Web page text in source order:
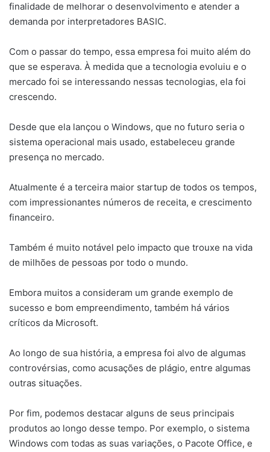
finalidade de melhorar o desenvolvimento e atender a
demanda por interpretadores BASIC.
Com o passar do tempo, essa empresa foi muito além do
que se esperava. À medida que a tecnologia evoluiu e o
mercado foi se interessando nessas tecnologias, ela foi
crescendo.
Desde que ela lançou o Windows, que no futuro seria o
sistema operacional mais usado, estabeleceu grande
presença no mercado.
Atualmente é a terceira maior startup de todos os tempos,
com impressionantes números de receita, e crescimento
financeiro.
Também é muito notável pelo impacto que trouxe na vida
de milhões de pessoas por todo o mundo.
Embora muitos a consideram um grande exemplo de
sucesso e bom empreendimento, também há vários
críticos da Microsoft.
Ao longo de sua história, a empresa foi alvo de algumas
controvérsias, como acusações de plágio, entre algumas
outras situações.
Por fim, podemos destacar alguns de seus principais
produtos ao longo desse tempo. Por exemplo, o sistema
Windows com todas as suas variações, o Pacote Office, e